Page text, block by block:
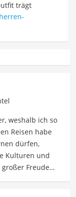
trägt
weshalb ich so
Reisen habe
dürfen,
Kulturen und
Freude